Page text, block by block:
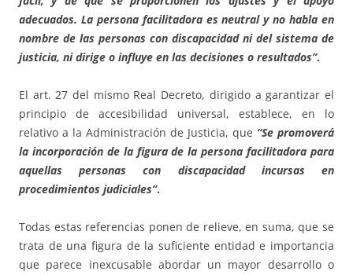
adecuados. La persona facilitadora es neutral y no habla en
nombre de las personas con discapacidad ni del sistema de
justicia, ni dirige o influye en las decisiones o resultados”.
El art. 27 del mismo Real Decreto, dirigido a garantizar el
principio de accesibilidad universal, establece, en lo
relativo a la Administración de Justicia, que “Se promoverá
la incorporación de la figura de la persona facilitadora para
aquellas personas con discapacidad incursas en
procedimientos judiciales”.
Todas estas referencias ponen de relieve, en suma, que se
trata de una figura de la suficiente entidad e importancia
que parece inexcusable abordar un mayor desarrollo o